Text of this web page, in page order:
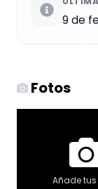
9 de
Fotos
Añade